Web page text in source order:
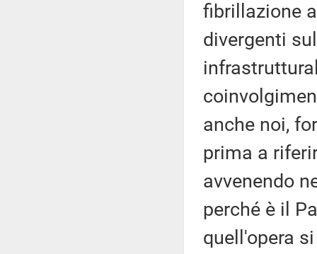
fibrillazione
divergenti
anche noi,
prima a
avvenendo
perché è il
quell'opera